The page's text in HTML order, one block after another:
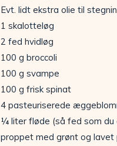
Evt. lidt ekstra olie til
1 skalotteløg
2 fed hvidløg
100 g broccoli
100 g svampe
100 g frisk spinat
4 pasteuriserede
¼ liter fløde (så fed som du
proppet med grønt og lavet